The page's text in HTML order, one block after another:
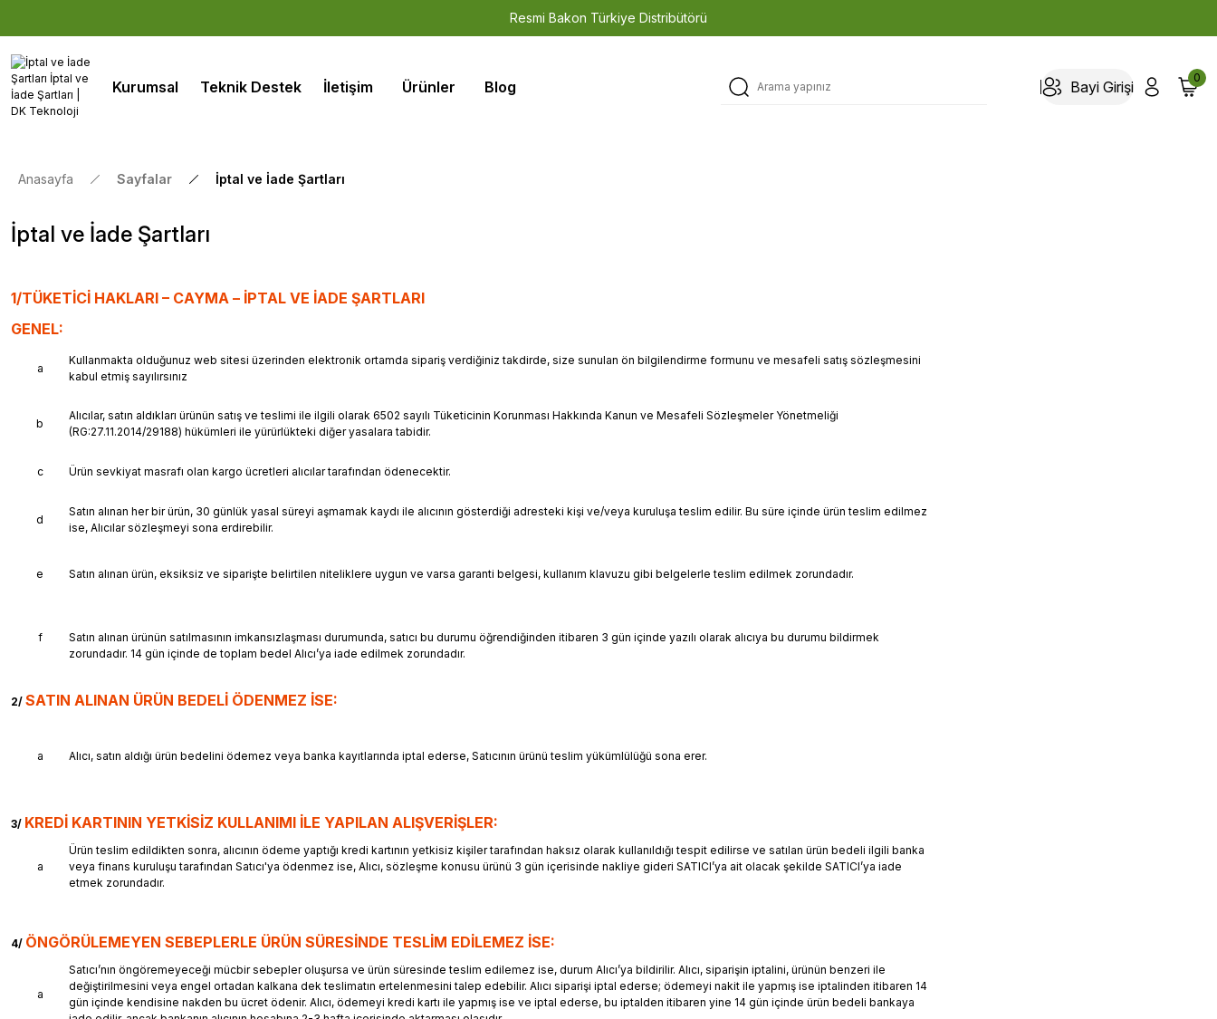
Resmi Bakon Türkiye Distribütörü
Türkiye Stoku • Hızlı Sevkiyat • Güvenilir Tedarik
Kurumsal Teknik Destek İletişim Ürünler Blog Bayi Girişi
0
Anasayfa Sayfalar İptal ve İade Şartları
İptal ve İade Şartları
1/TÜKETİCİ HAKLARI – CAYMA – İPTAL VE İADE ŞARTLARI
GENEL:
a
Kullanmakta olduğunuz web sitesi üzerinden elektronik ortamda sipariş verdiğiniz takdirde, size sunulan ön bilgilendirme formunu ve mesafeli satış sözleşmesini
kabul etmiş sayılırsınız
b
Alıcılar, satın aldıkları ürünün satış ve teslimi ile ilgili olarak 6502 sayılı Tüketicinin Korunması Hakkında Kanun ve Mesafeli Sözleşmeler Yönetmeliği
(RG:27.11.2014/29188) hükümleri ile yürürlükteki diğer yasalara tabidir.
c Ürün sevkiyat masrafı olan kargo ücretleri alıcılar tarafından ödenecektir.
d
Satın alınan her bir ürün, 30 günlük yasal süreyi aşmamak kaydı ile alıcının gösterdiği adresteki kişi ve/veya kuruluşa teslim edilir. Bu süre içinde ürün teslim edilmez
ise, Alıcılar sözleşmeyi sona erdirebilir.
e Satın alınan ürün, eksiksiz ve siparişte belirtilen niteliklere uygun ve varsa garanti belgesi, kullanım klavuzu gibi belgelerle teslim edilmek zorundadır.
f
Satın alınan ürünün satılmasının imkansızlaşması durumunda, satıcı bu durumu öğrendiğinden itibaren 3 gün içinde yazılı olarak alıcıya bu durumu bildirmek
zorundadır. 14 gün içinde de toplam bedel Alıcı’ya iade edilmek zorundadır.
2/ SATIN ALINAN ÜRÜN BEDELİ ÖDENMEZ İSE:
a Alıcı, satın aldığı ürün bedelini ödemez veya banka kayıtlarında iptal ederse, Satıcının ürünü teslim yükümlülüğü sona erer.
3/ KREDİ KARTININ YETKİSİZ KULLANIMI İLE YAPILAN ALIŞVERİŞLER:
a
Ürün teslim edildikten sonra, alıcının ödeme yaptığı kredi kartının yetkisiz kişiler tarafından haksız olarak kullanıldığı tespit edilirse ve satılan ürün bedeli ilgili banka
veya finans kuruluşu tarafından Satıcı'ya ödenmez ise, Alıcı, sözleşme konusu ürünü 3 gün içerisinde nakliye gideri SATICI’ya ait olacak şekilde SATICI’ya iade
etmek zorundadır.
4/ ÖNGÖRÜLEMEYEN SEBEPLERLE ÜRÜN SÜRESİNDE TESLİM EDİLEMEZ İSE:
a
Satıcı’nın öngöremeyeceği mücbir sebepler oluşursa ve ürün süresinde teslim edilemez ise, durum Alıcı’ya bildirilir. Alıcı, siparişin iptalini, ürünün benzeri ile
değiştirilmesini veya engel ortadan kalkana dek teslimatın ertelenmesini talep edebilir. Alıcı siparişi iptal ederse; ödemeyi nakit ile yapmış ise iptalinden itibaren 14
gün içinde kendisine nakden bu ücret ödenir. Alıcı, ödemeyi kredi kartı ile yapmış ise ve iptal ederse, bu iptalden itibaren yine 14 gün içinde ürün bedeli bankaya